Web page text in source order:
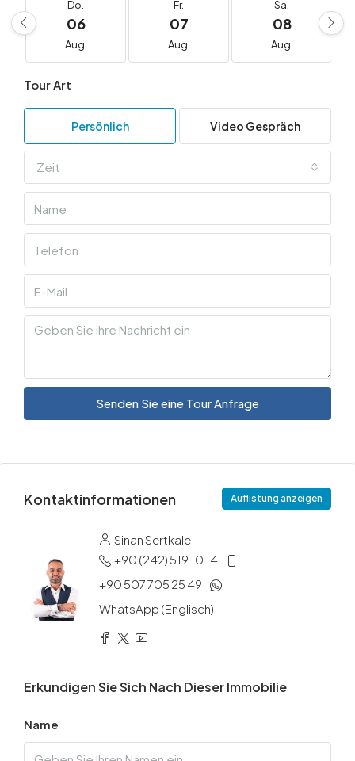
Do.
06
Aug.
Fr.
07
Aug.
Sa.
08
Aug.
Tour Art
Persönlich Video Gespräch
Zeit
Senden Sie eine Tour Anfrage
Kontaktinformationen Auflistung anzeigen
Sinan Sertkale
+90 (242) 519 10 14
+90 507 705 25 49
WhatsApp (Englisch)
Erkundigen Sie Sich Nach Dieser Immobilie
Name